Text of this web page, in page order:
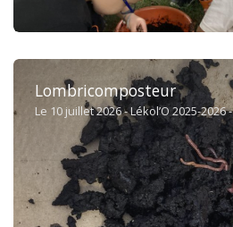
Lombricomposteur
Le 10 juillet 2026 - Lékol’O 2025-2026 -